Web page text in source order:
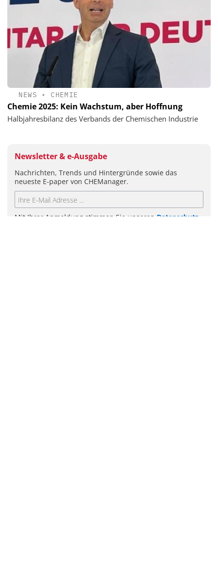
NEWS • CHEMIE
Chemie 2025: Kein Wachstum, aber Hoffnung
Halbjahresbilanz des Verbands der Chemischen Industrie
Newsletter & e-Ausgabe
Nachrichten, Trends und Hintergründe sowie das
neueste E-paper von CHEManager.
Mit Ihrer Anmeldung stimmen Sie unseren Datenschutz-